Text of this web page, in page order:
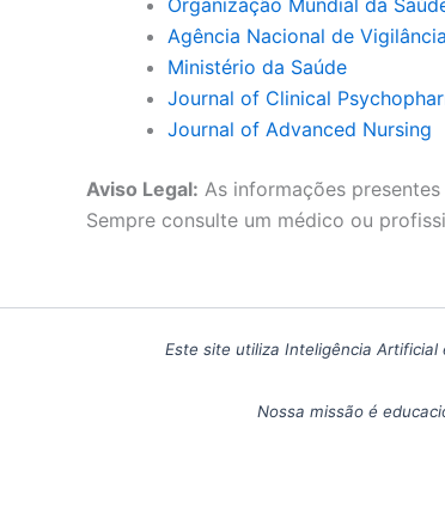
Agência Nacional de
Ministério da Saúde
Journal of Clinical
Journal of Advanced Nursing
Aviso Legal: As informações
Sempre consulte um médico ou
Este site utiliza Inteligência
Nossa missão é